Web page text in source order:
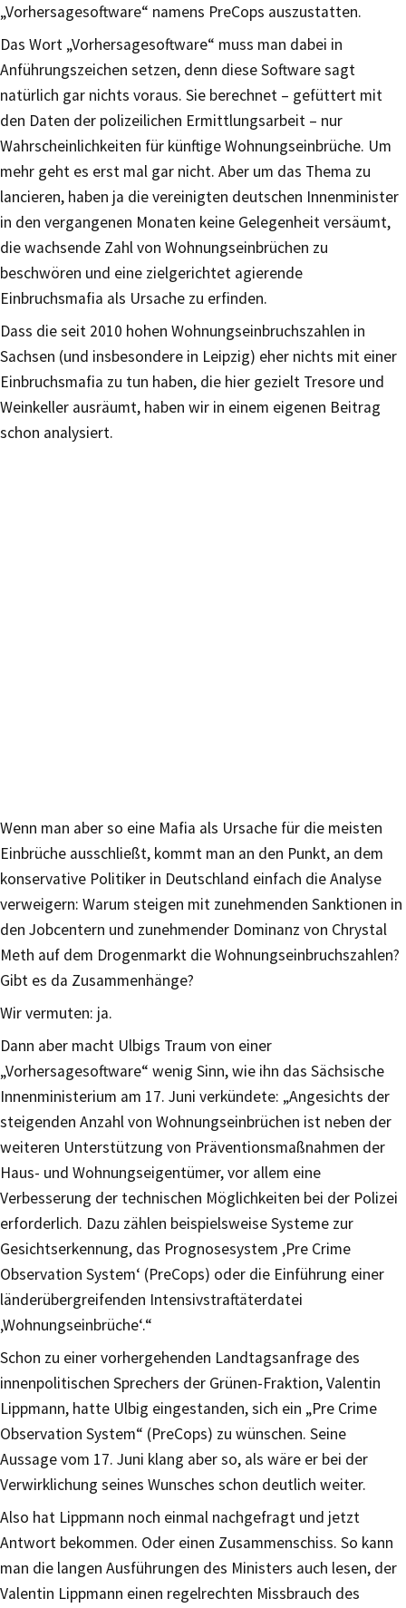
„Vorhersagesoftware“ namens PreCops auszustatten.
Das Wort „Vorhersagesoftware“ muss man dabei in
Anführungszeichen setzen, denn diese Software sagt
natürlich gar nichts voraus. Sie berechnet – gefüttert mit
den Daten der polizeilichen Ermittlungsarbeit – nur
Wahrscheinlichkeiten für künftige Wohnungseinbrüche. Um
mehr geht es erst mal gar nicht. Aber um das Thema zu
lancieren, haben ja die vereinigten deutschen Innenminister
in den vergangenen Monaten keine Gelegenheit versäumt,
die wachsende Zahl von Wohnungseinbrüchen zu
beschwören und eine zielgerichtet agierende
Einbruchsmafia als Ursache zu erfinden.
Dass die seit 2010 hohen Wohnungseinbruchszahlen in
Sachsen (und insbesondere in Leipzig) eher nichts mit einer
Einbruchsmafia zu tun haben, die hier gezielt Tresore und
Weinkeller ausräumt, haben wir in einem eigenen Beitrag
schon analysiert.
Wenn man aber so eine Mafia als Ursache für die meisten
Einbrüche ausschließt, kommt man an den Punkt, an dem
konservative Politiker in Deutschland einfach die Analyse
verweigern: Warum steigen mit zunehmenden Sanktionen in
den Jobcentern und zunehmender Dominanz von Chrystal
Meth auf dem Drogenmarkt die Wohnungseinbruchszahlen?
Gibt es da Zusammenhänge?
Wir vermuten: ja.
Dann aber macht Ulbigs Traum von einer
„Vorhersagesoftware“ wenig Sinn, wie ihn das Sächsische
Innenministerium am 17. Juni verkündete: „Angesichts der
steigenden Anzahl von Wohnungseinbrüchen ist neben der
weiteren Unterstützung von Präventionsmaßnahmen der
Haus- und Wohnungseigentümer, vor allem eine
Verbesserung der technischen Möglichkeiten bei der Polizei
erforderlich. Dazu zählen beispielsweise Systeme zur
Gesichtserkennung, das Prognosesystem ‚Pre Crime
Observation System‘ (PreCops) oder die Einführung einer
länderübergreifenden Intensivstraftäterdatei
‚Wohnungseinbrüche‘.“
Schon zu einer vorhergehenden Landtagsanfrage des
innenpolitischen Sprechers der Grünen-Fraktion, Valentin
Lippmann, hatte Ulbig eingestanden, sich ein „Pre Crime
Observation System“ (PreCops) zu wünschen. Seine
Aussage vom 17. Juni klang aber so, als wäre er bei der
Verwirklichung seines Wunsches schon deutlich weiter.
Also hat Lippmann noch einmal nachgefragt und jetzt
Antwort bekommen. Oder einen Zusammenschiss. So kann
man die langen Ausführungen des Ministers auch lesen, der
Valentin Lippmann einen regelrechten Missbrauch des